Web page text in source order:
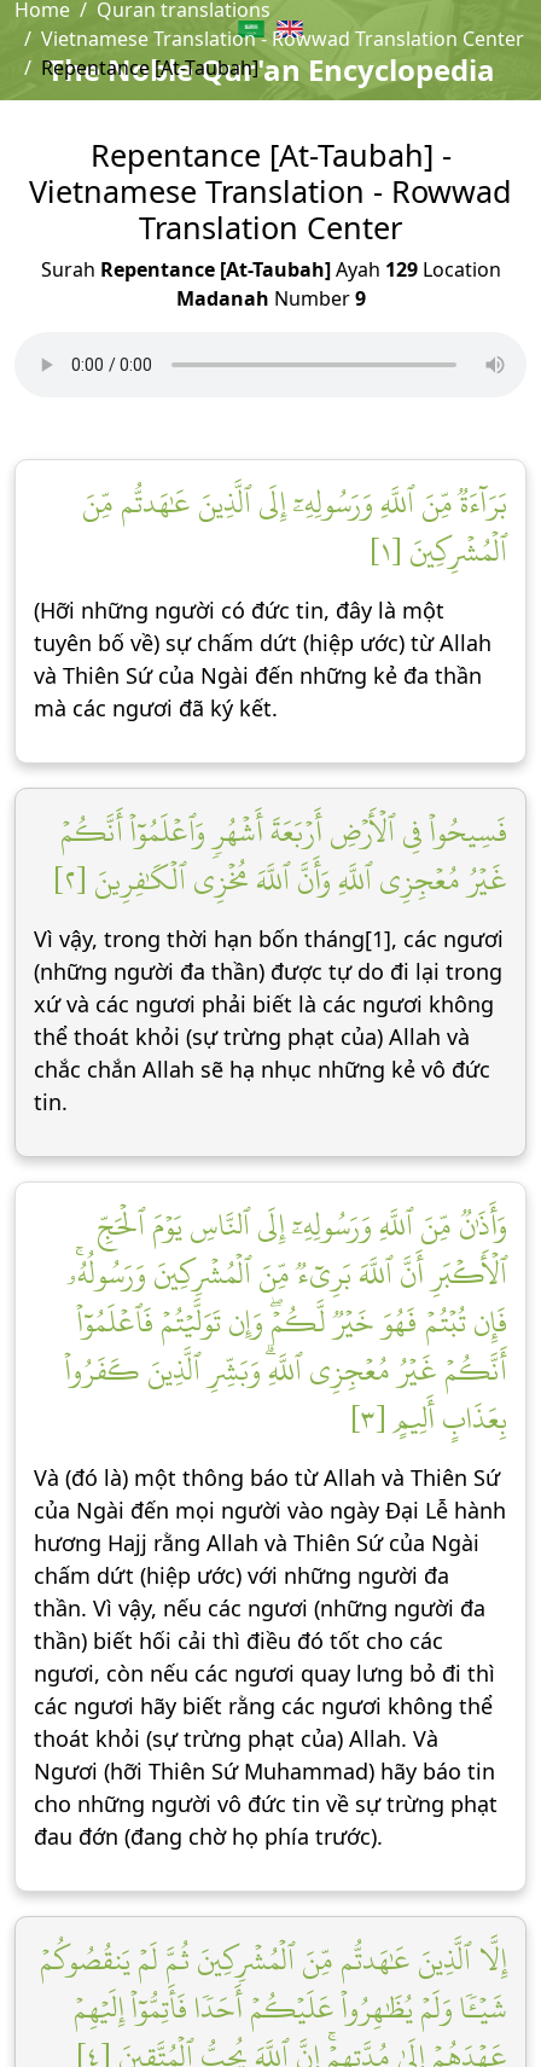
The Noble Qur'an Encyclopedia
Home
Quran translations
Vietnamese Translation - Rowwad Translation Center
Repentance [At-Taubah]
Repentance [At-Taubah] -
Vietnamese Translation - Rowwad
Translation Center
Surah Repentance [At-Taubah]Ayah 129Location
Madanah Number9
بَرَآءَةٞ مِّنَ ٱللَّهِ وَرَسُولِهِۦٓ إِلَى ٱلَّذِينَ عَٰهَدتُّم مِّنَ
ٱلۡمُشۡرِكِينَ [١]
(Hỡi những người có đức tin, đây là một
tuyên bố về) sự chấm dứt (hiệp ước) từ Allah
và Thiên Sứ của Ngài đến những kẻ đa thần
mà các ngươi đã ký kết.
فَسِيحُواْ فِي ٱلۡأَرۡضِ أَرۡبَعَةَ أَشۡهُرٖ وَٱعۡلَمُوٓاْ أَنَّكُمۡ
غَيۡرُ مُعۡجِزِي ٱللَّهِ وَأَنَّ ٱللَّهَ مُخۡزِي ٱلۡكَٰفِرِينَ [٢]
Vì vậy, trong thời hạn bốn tháng[1], các ngươi
(những người đa thần) được tự do đi lại trong
xứ và các ngươi phải biết là các ngươi không
thể thoát khỏi (sự trừng phạt của) Allah và
chắc chắn Allah sẽ hạ nhục những kẻ vô đức
tin.
وَأَذَٰنٞ مِّنَ ٱللَّهِ وَرَسُولِهِۦٓ إِلَى ٱلنَّاسِ يَوۡمَ ٱلۡحَجِّ
ٱلۡأَكۡبَرِ أَنَّ ٱللَّهَ بَرِيٓءٞ مِّنَ ٱلۡمُشۡرِكِينَ وَرَسُولُهُۥۚ
فَإِن تُبۡتُمۡ فَهُوَ خَيۡرٞ لَّكُمۡۖ وَإِن تَوَلَّيۡتُمۡ فَٱعۡلَمُوٓاْ
أَنَّكُمۡ غَيۡرُ مُعۡجِزِي ٱللَّهِۗ وَبَشِّرِ ٱلَّذِينَ كَفَرُواْ
بِعَذَابٍ أَلِيمٍ [٣]
Và (đó là) một thông báo từ Allah và Thiên Sứ
của Ngài đến mọi người vào ngày Đại Lễ hành
hương Hajj rằng Allah và Thiên Sứ của Ngài
chấm dứt (hiệp ước) với những người đa
thần. Vì vậy, nếu các ngươi (những người đa
thần) biết hối cải thì điều đó tốt cho các
ngươi, còn nếu các ngươi quay lưng bỏ đi thì
các ngươi hãy biết rằng các ngươi không thể
thoát khỏi (sự trừng phạt của) Allah. Và
Ngươi (hỡi Thiên Sứ Muhammad) hãy báo tin
cho những người vô đức tin về sự trừng phạt
đau đớn (đang chờ họ phía trước).
إِلَّا ٱلَّذِينَ عَٰهَدتُّم مِّنَ ٱلۡمُشۡرِكِينَ ثُمَّ لَمۡ يَنقُصُوكُمۡ
شَيۡـٔٗا وَلَمۡ يُظَٰهِرُواْ عَلَيۡكُمۡ أَحَدٗا فَأَتِمُّوٓاْ إِلَيۡهِمۡ